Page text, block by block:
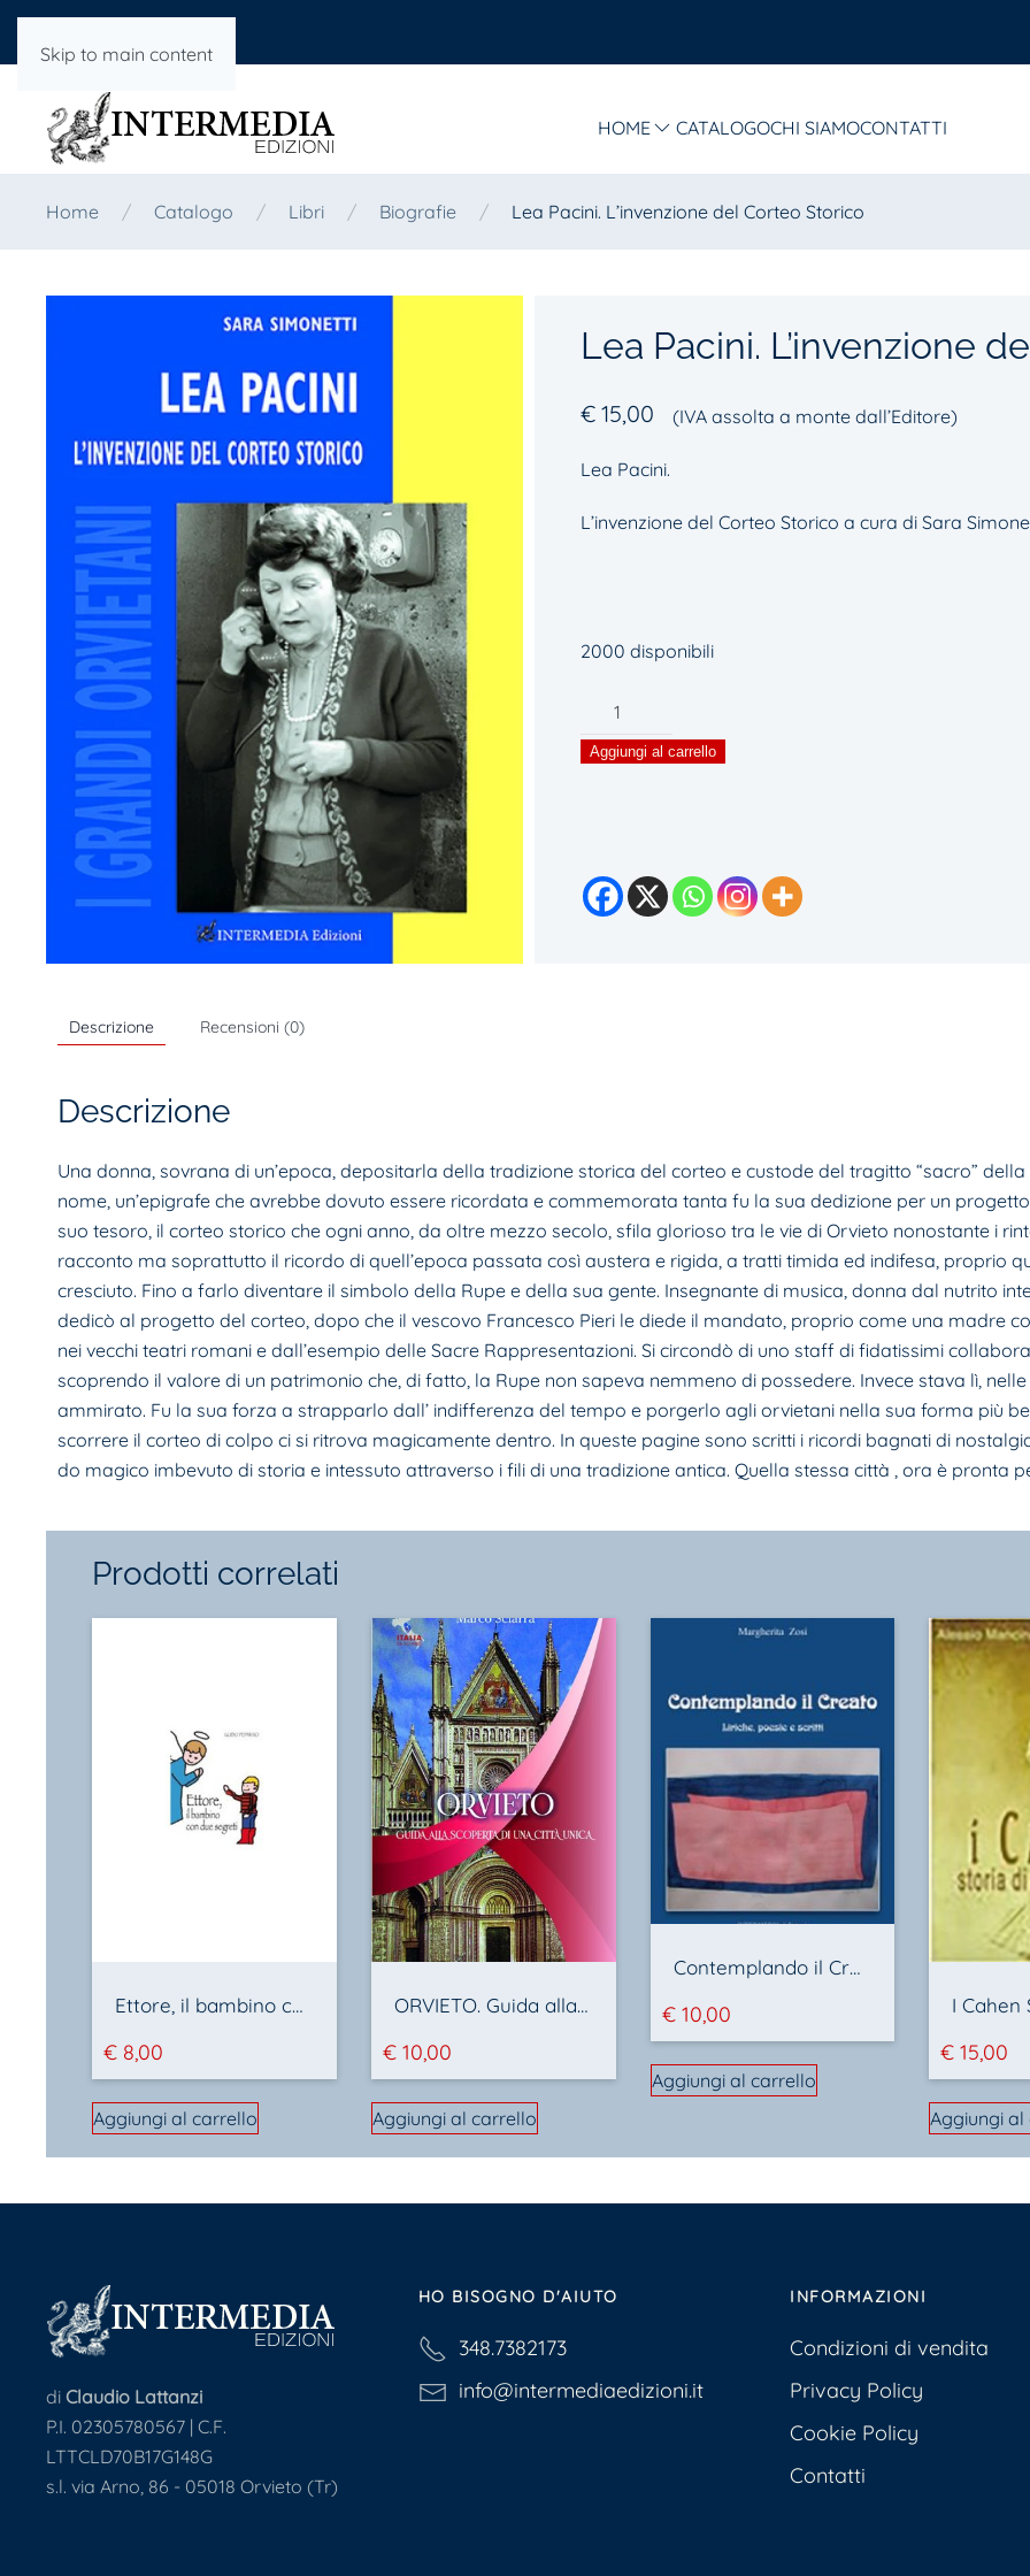
Skip to main content
HOME CATALOGOCHI SIAMOCONTATTI
Home Catalogo Libri Biografie Lea Pacini. L’invenzione del Corteo Storico
Lea Pacini. L’invenzione
€15,00 (IVA assolta a monte dall’Editore)
Lea Pacini.
L’invenzione del Corteo Storico a cura di Sara
2000 disponibili
L'invenzione
quantità
Aggiungi al carrello
Descrizione Recensioni (0)
Descrizione
Una donna, sovrana di un’epoca, depositarla della tradizione storica del cor­teo e custode del tragitto “sacro”
nome, un’epigrafe che avrebbe dovuto essere ricordata e commemorata tanta fu la sua dedizione per un
suo tesoro, il corteo storico che ogni anno, da oltre mezzo secolo, sfila glorioso tra le vie di Orvieto nonostante i
racconto ma soprattutto il ricordo di quell’epoca passata così austera e rigida, a tratti timida ed indifesa, proprio
cresciuto. Fino a farlo diventare il simbolo della Rupe e della sua gente. Insegnante di musica, donna dal nutrito
dedicò al progetto del corteo, dopo che il vescovo Francesco Pieri le diede il mandato, proprio come una madre
nei vecchi teatri romani e dall’esempio delle Sacre Rappresentazioni. Si circondò di uno staff di fidatissimi
scoprendo il valore di un patrimonio che, di fatto, la Rupe non sapeva nemmeno di possedere. Invece stava lì,
ammi­rato. Fu la sua forza a strapparlo dall’ indifferenza del tempo e por­gerlo agli orvietani nella sua forma più
scorrere il corteo di colpo ci si ritrova magi­camente dentro. In queste pagine sono scritti i ricordi bagnati di
do magico imbevuto di storia e intessuto attraverso i fili di una tradizione antica. Quella stessa città , ora è pronta
Prodotti correlati
Ettore, il bambino con due segreti
€ 8,00
Aggiungi al carrello
ORVIETO. Guida alla scoperta di una città unica
€10,00
Aggiungi al carrello
Contemplando il Creato
€10,00
Aggiungi al carrello
€ 15,00
Aggiungi
di Claudio Lattanzi
P.I. 02305780567 | C.F.
LTTCLD70B17G148G
s.l. via Arno, 86 - 05018 Orvieto (Tr)
HO BISOGNO D'AIUTO
348.7382173
info@intermediaedizioni.it
INFORMAZIONI
Condizioni di vendita
Privacy Policy
Cookie Policy
Contatti